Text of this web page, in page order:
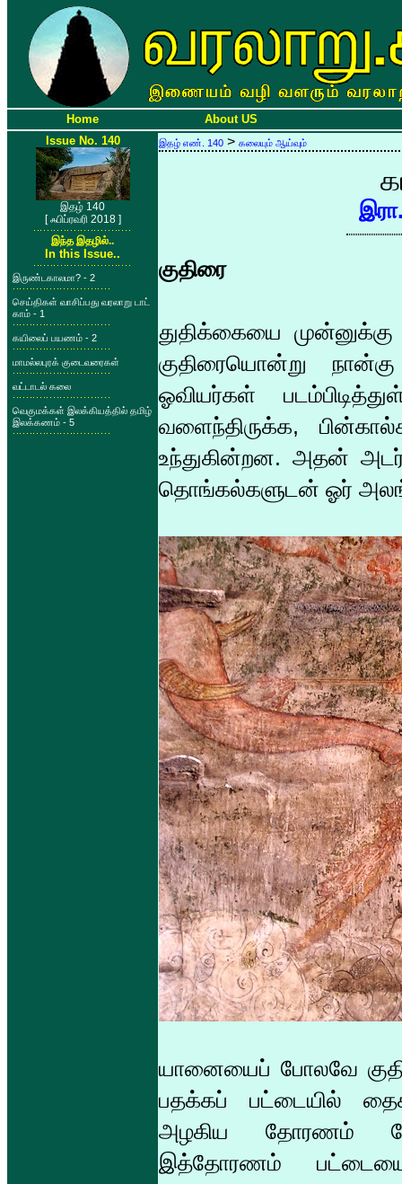
Home
About US
Issue No. 140
இதழ் 140
[ ஃபிப்ரவரி 2018 ]
இந்த இதழில்..
In this Issue..
இருண்டகாலமா? - 2
செய்திகள் வாசிப்பது வரலாறு டாட்
காம் - 1
கயிலைப் பயணம் - 2
மாமல்லபுரக் குடைவரைகள்
வட்டாடல் கலை
வெகுமக்கள் இலக்கியத்தில் தமிழ்
இலக்கணம் - 5
இதழ் எண். 140 > கலையும் ஆய்வும்
குதிரை
துதிக்கையை
குதிரையொன்று
ஓவியர்கள்
வளைந்திருக்க,
உந்துகின்றன. அதன்
தொங்கல்களுடன் ஓர்
யானையைப் போலவே
பதக்கப் பட்டையில்
அழகிய தோரணம்
இத்தோரணம்